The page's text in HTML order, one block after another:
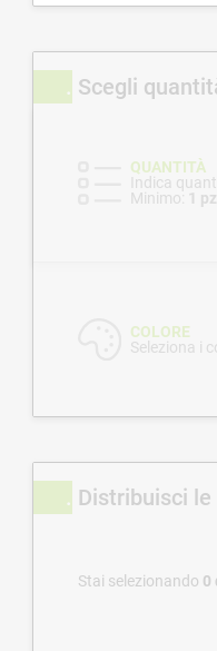
Scegli
QUANTITÀ
Indica
Minimo: 1 pz
COLORE
Seleziona i
Distribuisci
Stai selezionando 0